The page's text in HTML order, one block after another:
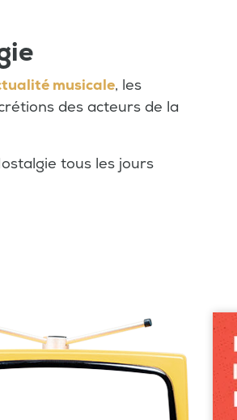
musicale, les
des acteurs de la
tous les jours